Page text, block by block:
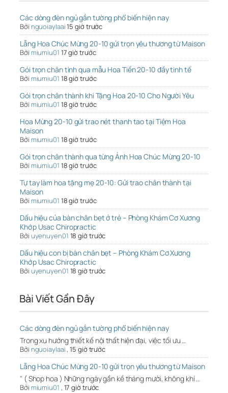
Các dòng đèn ngủ gắn tường phổ biến hiện nay
Bởi nguoiaylaai15 giờ trước
Lẵng Hoa Chúc Mừng 20-10 gửi trọn yêu thương từ Maison
Bởi miumiu01 17 giờ trước
Gói trọn chân tình qua mẫu Hoa Tiền 20-10 đầy tinh tế
Bởi miumiu01 18 giờ trước
Gói trọn chân thành khi Tặng Hoa 20-10 Cho Người Yêu
Bởi miumiu01 18 giờ trước
Hoa Mừng 20-10 gửi trao nét thanh tao tại Tiệm Hoa
Maison
Bởi miumiu01 18 giờ trước
Gói trọn chân thành qua từng Ảnh Hoa Chúc Mừng 20-10
Bởi miumiu01 18 giờ trước
Tự tay làm hoa tặng mẹ 20-10: Gửi trao chân thành tại
Maison
Bởi miumiu01 18 giờ trước
Dấu hiệu của bàn chân bẹt ở trẻ – Phòng Khám Cơ Xương
Khớp Usac Chiropractic
Bởi uyenuyen01 18 giờ trước
Dấu hiệu con bị bàn chân bẹt – Phòng Khám Cơ Xương
Khớp Usac Chiropractic
Bởi uyenuyen01 18 giờ trước
Bài Viết Gần Đây
Các dòng đèn ngủ gắn tường phổ biến hiện nay
Trong xu hướng thiết kế nội thất hiện đại, việc tối ưu …
Bởi nguoiaylaai,15 giờ trước
Lẵng Hoa Chúc Mừng 20-10 gửi trọn yêu thương từ Maison
" ( Shop hoa ) Những ngày gần kề tháng mười, không khí …
Bởi miumiu01 , 17 giờ trước